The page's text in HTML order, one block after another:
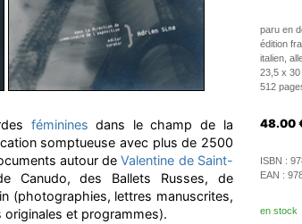
féminines dans le champ de la
somptueuse avec plus de 2500
autour deValentine de Saint-
Canudo, des Ballets Russes, de
(photographies, lettres manuscrites,
et programmes).
paru en
édition
italien,
23,5 x
512
48.00
ISBN :
EAN :
en stock